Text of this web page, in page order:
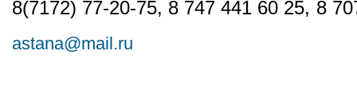
8(7172) 77-20-75, 8 747 441 60 25, 8
astana@mail.ru